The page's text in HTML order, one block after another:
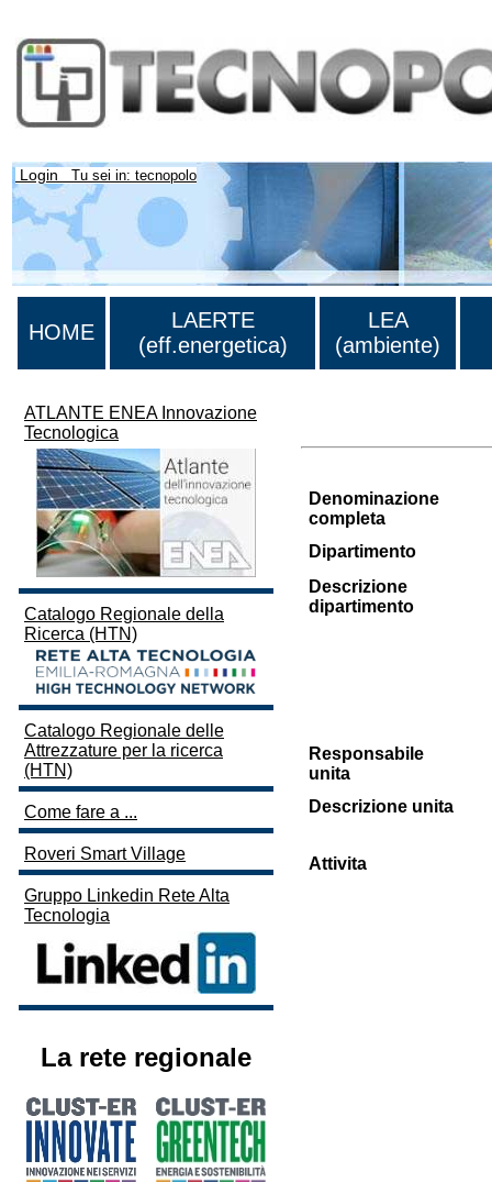
Login Tu sei in: tecnopolo
HOME
LAERTE
(eff.energetica)
LEA
(ambiente)
ATLANTE ENEA Innovazione
Tecnologica
Catalogo Regionale della
Ricerca (HTN)
Catalogo Regionale delle
Attrezzature per la ricerca
(HTN)
Come fare a ...
Roveri Smart Village
Gruppo Linkedin Rete Alta
Tecnologia
La rete regionale
Denominazione
completa
Dipartimento
Descrizione
dipartimento
Responsabile
unita
Descrizione unita
Attivita